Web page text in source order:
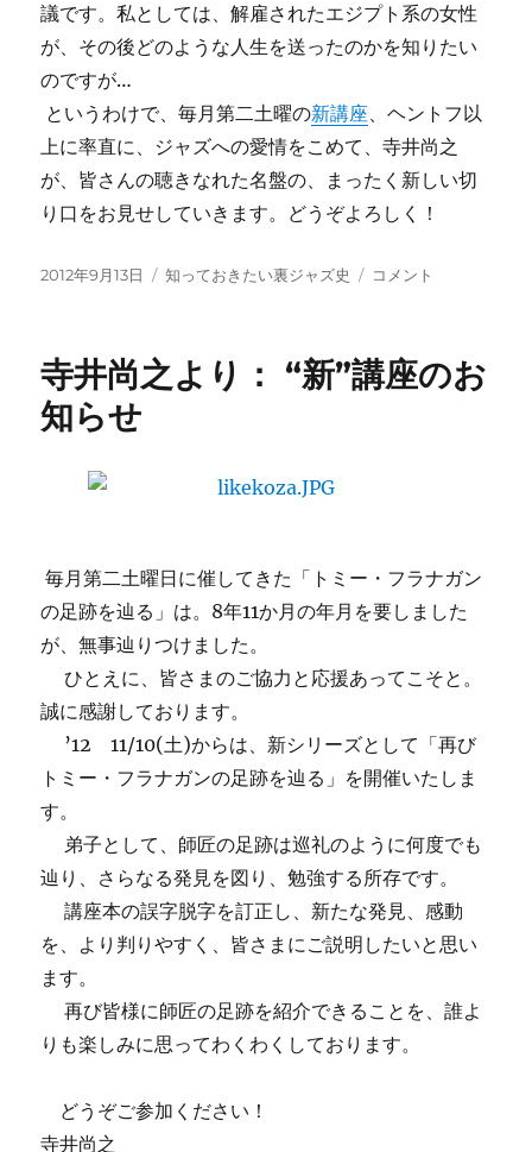
議です。私としては、解雇されたエジプト系の女性
が、その後どのような人生を送ったのかを知りたい
のですが…
というわけで、毎月第二土曜の新講座、ヘントフ以
上に率直に、ジャズへの愛情をこめて、寺井尚之
が、皆さんの聴きなれた名盤の、まったく新しい切
り口をお見せしていきます。どうぞよろしく！
投
2012年9月13日
カ
ー
知っておきたい裏ジャズ史
知
き
そ
①
コメント
寺井尚之より： “新”講座のお
知らせ
毎月第二土曜日に催してきた「トミー・フラナガン
の足跡を辿る」は。8年11か月の年月を要しました
が、無事辿りつけました。
ひとえに、皆さまのご協力と応援あってこそと。
誠に感謝しております。
’12 11/10(土)からは、新シリーズとして「再び
トミー・フラナガンの足跡を辿る」を開催いたしま
す。
弟子として、師匠の足跡は巡礼のように何度でも
辿り、さらなる発見を図り、勉強する所存です。
講座本の誤字脱字を訂正し、新たな発見、感動
を、より判りやすく、皆さまにご説明したいと思い
ます。
再び皆様に師匠の足跡を紹介できることを、誰よ
りも楽しみに思ってわくわくしております。
どうぞご参加ください！
寺井尚之